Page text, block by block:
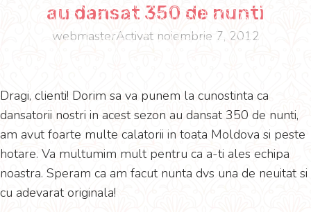
au dansat 350 de nunti
webmasterActivat noiembrie 7, 2012
Dragi, clienti! Dorim sa va punem la cunostinta ca
dansatorii nostri in acest sezon au dansat 350 de nunti,
am avut foarte multe calatorii in toata Moldova si peste
hotare. Va multumim mult pentru ca a-ti ales echipa
noastra. Speram ca am facut nunta dvs una de neuitat si
cu adevarat originala!